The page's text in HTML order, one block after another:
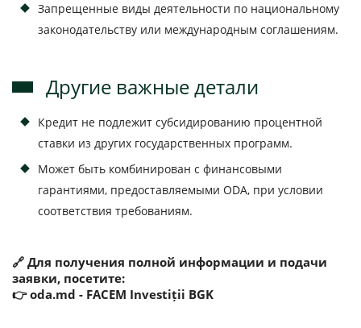
Запрещенные виды деятельности по национальному
законодательству или международным соглашениям.
Другие важные детали
Кредит не подлежит субсидированию процентной
ставки из других государственных программ.
Может быть комбинирован с финансовыми
гарантиями, предоставляемыми ODA, при условии
соответствия требованиям.
🔗 Для получения полной информации и подачи
заявки, посетите:
👉 oda.md - FACEM Investiții BGK